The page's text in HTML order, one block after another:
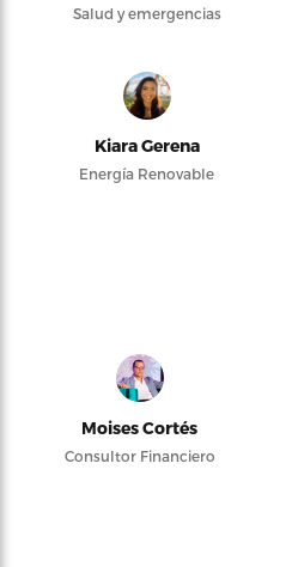
Salud y emergencias
Kiara Gerena
Energía Renovable
Moises Cortés
Consultor Financiero